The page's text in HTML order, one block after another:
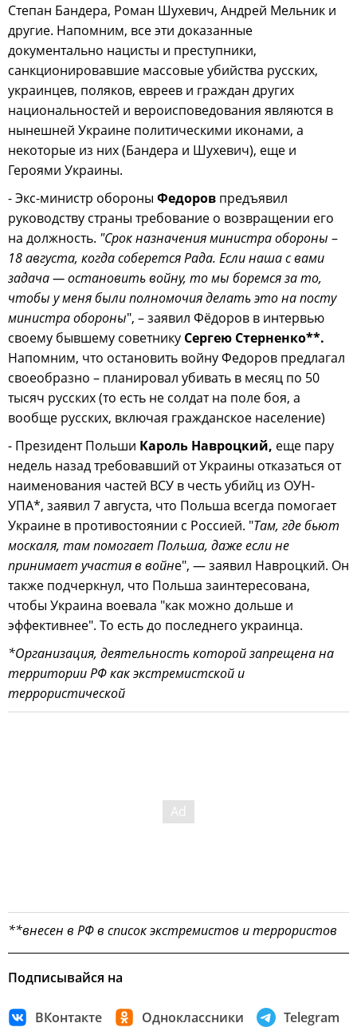
Степан Бандера, Роман Шухевич, Андрей Мельник и
другие. Напомним, все эти доказанные
документально нацисты и преступники,
санкционировавшие массовые убийства русских,
украинцев, поляков, евреев и граждан других
национальностей и вероисповедования являются в
нынешней Украине политическими иконами, а
некоторые из них (Бандера и Шухевич), еще и
Героями Украины.
- Экс-министр обороны Федоров предъявил
руководству страны требование о возвращении его
на должность. "Срок назначения министра обороны –
18 августа, когда соберется Рада. Если наша с вами
задача — остановить войну, то мы боремся за то,
чтобы у меня были полномочия делать это на посту
министра обороны", – заявил Фёдоров в интервью
своему бывшему советнику Сергею Стерненко**.
Напомним, что остановить войну Федоров предлагал
своеобразно – планировал убивать в месяц по 50
тысяч русских (то есть не солдат на поле боя, а
вообще русских, включая гражданское население)
- Президент Польши Кароль Навроцкий, еще пару
недель назад требовавший от Украины отказаться от
наименования частей ВСУ в честь убийц из ОУН-
УПА*, заявил 7 августа, что Польша всегда помогает
Украине в противостоянии с Россией. "Там, где бьют
москаля, там помогает Польша, даже если не
принимает участия в войне", — заявил Навроцкий. Он
также подчеркнул, что Польша заинтересована,
чтобы Украина воевала "как можно дольше и
эффективнее". То есть до последнего украинца.
*Организация, деятельность которой запрещена на
территории РФ как экстремистской и
террористической
**внесен в РФ в список экстремистов и террористов
Подписывайся на
ВКонтакте Одноклассники Telegram